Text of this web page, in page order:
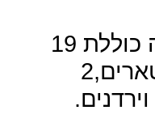
הרשימה שפורסמה כוללת 19
אישים מהם 11 קטארים,2